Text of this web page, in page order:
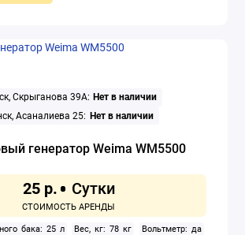
Скрыганова 39А: Нет в наличии
Асаналиева 25: Нет в наличии
генератор Weima WM5500
25 р.
бака: 25 л Вес, кг: 78 кг
Вольтметр: да